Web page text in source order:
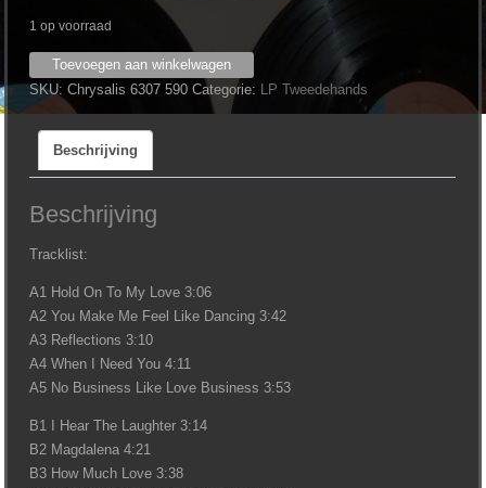
1 op voorraad
Sayer
-
Endless
Flight
aantal
Toevoegen aan winkelwagen
SKU:Chrysalis 6307 590 Categorie: LP Tweedehands
Beschrijving
Beschrijving
Tracklist:
A1 Hold On To My Love 3:06
A2 You Make Me Feel Like Dancing 3:42
A3 Reflections 3:10
A4 When I Need You 4:11
A5 No Business Like Love Business 3:53
B1 I Hear The Laughter 3:14
B2 Magdalena 4:21
B3 How Much Love 3:38